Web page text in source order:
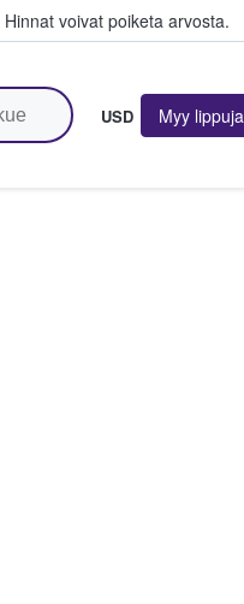
Hinnat voivat poiketa arvosta.
USD Myy lippuja